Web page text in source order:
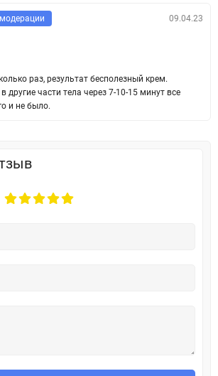
09.04.23
раз, результат бесполезный крем.
другие части тела через 7-10-15 минут все
и не было.